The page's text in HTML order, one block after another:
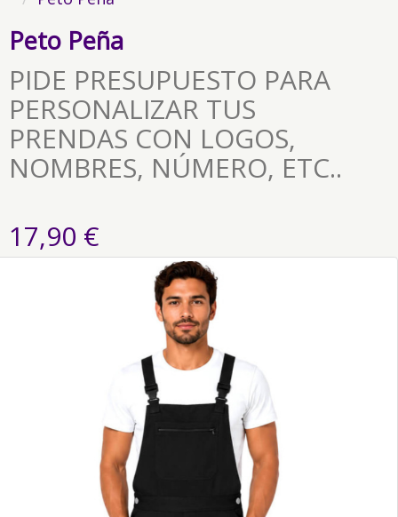
Peto Peña
PIDE PRESUPUESTO PARA
PERSONALIZAR TUS
PRENDAS CON LOGOS,
NOMBRES, NÚMERO, ETC..
17,90 €